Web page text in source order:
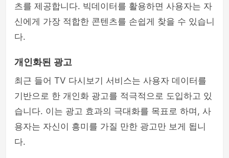
츠를 제공합니다. 빅데이터를 활용하면 사용자는 자
신에게 가장 적합한 콘텐츠를 손쉽게 찾을 수 있습니
다.
개인화된 광고
최근 들어 TV 다시보기 서비스는 사용자 데이터를
기반으로 한 개인화 광고를 적극적으로 도입하고 있
습니다. 이는 광고 효과의 극대화를 목표로 하며, 사
용자는 자신이 흥미를 가질 만한 광고만 보게 됩니
다.